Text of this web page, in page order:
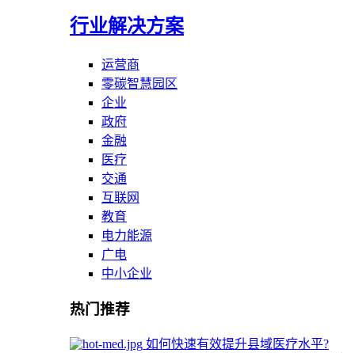
行业解决方案
运营商
零碳智慧园区
企业
政府
金融
医疗
交通
互联网
教育
电力能源
广电
中小企业
热门推荐
如何快速有效提升县域医疗水平?